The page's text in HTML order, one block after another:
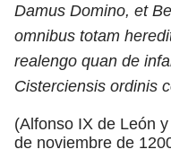
Damus Domino, et
omnibus totam
realengo quan de
Cisterciensis ordinis
(Alfonso IX de León
de noviembre de